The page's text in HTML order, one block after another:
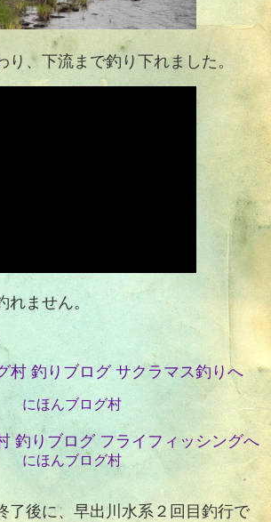
り、下流まで釣り下れました。
れません。
にほんブログ村
にほんブログ村
了後に、早出川水系２回目釣行で